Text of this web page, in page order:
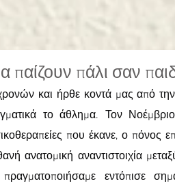
παίζουν πάλι σαν
και ήρθε κοντά μας από
το άθλημα. Τον
που έκανε, ο πόνος
ανατομική αναντιστοιχία
εντόπισε